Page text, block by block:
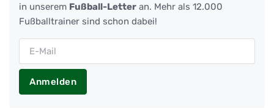
in unserem Fußball-Letter an. Mehr als 12.000
Fußballtrainer sind schon dabei!
Anmelden